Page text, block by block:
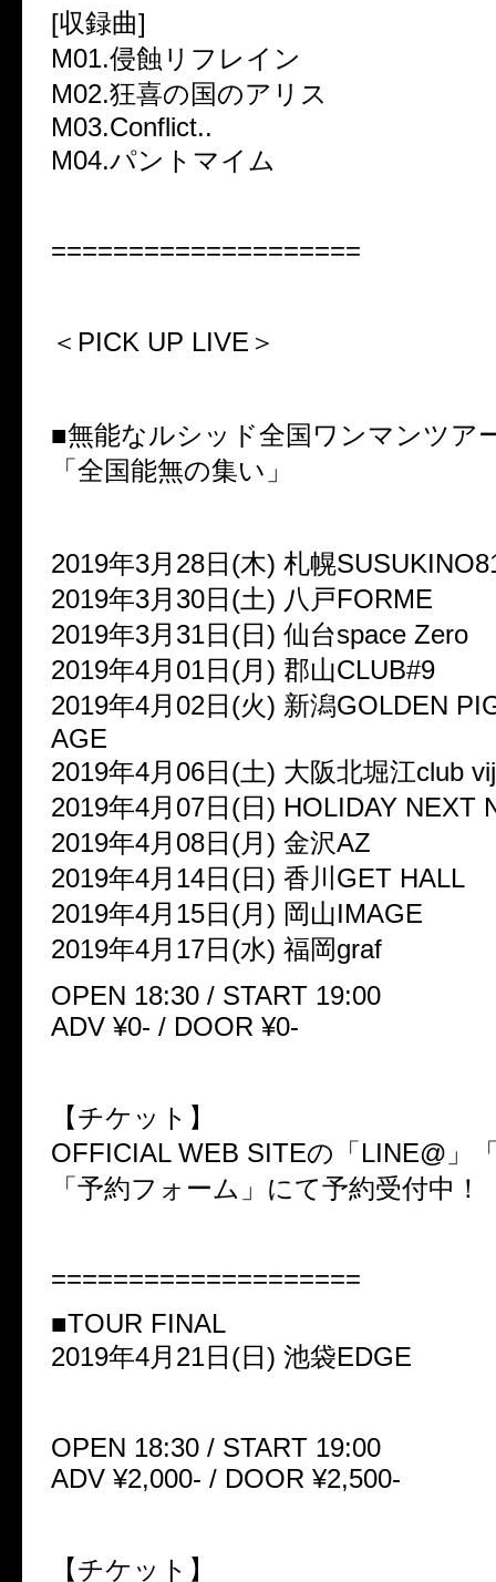
[収録曲]
M01.侵蝕リフレイン
M02.狂喜の国のアリス
M03.Conflict..
M04.パントマイム
====================
＜PICK UP LIVE＞
■無能なルシッド全国ワンマンツア
「全国能無の集い」
2019年3月28日(木) 札幌
2019年3月30日(土) 八戸FORME
2019年3月31日(日) 仙台space Zero
2019年4月01日(月) 郡山CLUB#9
2019年4月02日(火) 新潟GOLDEN
AGE
2019年4月06日(土) 大阪北堀江club
2019年4月07日(日) HOLIDAY NEXT
2019年4月08日(月) 金沢AZ
2019年4月14日(日) 香川GET HALL
2019年4月15日(月) 岡山IMAGE
2019年4月17日(水) 福岡graf
OPEN 18:30 / START 19:00
ADV ¥0- / DOOR ¥0-
【チケット】
OFFICIAL WEB SITEの「LINE@」
「予約フォーム」にて予約受付中！
====================
■TOUR FINAL
2019年4月21日(日) 池袋EDGE
OPEN 18:30 / START 19:00
ADV ¥2,000- / DOOR ¥2,500-
【チケット】